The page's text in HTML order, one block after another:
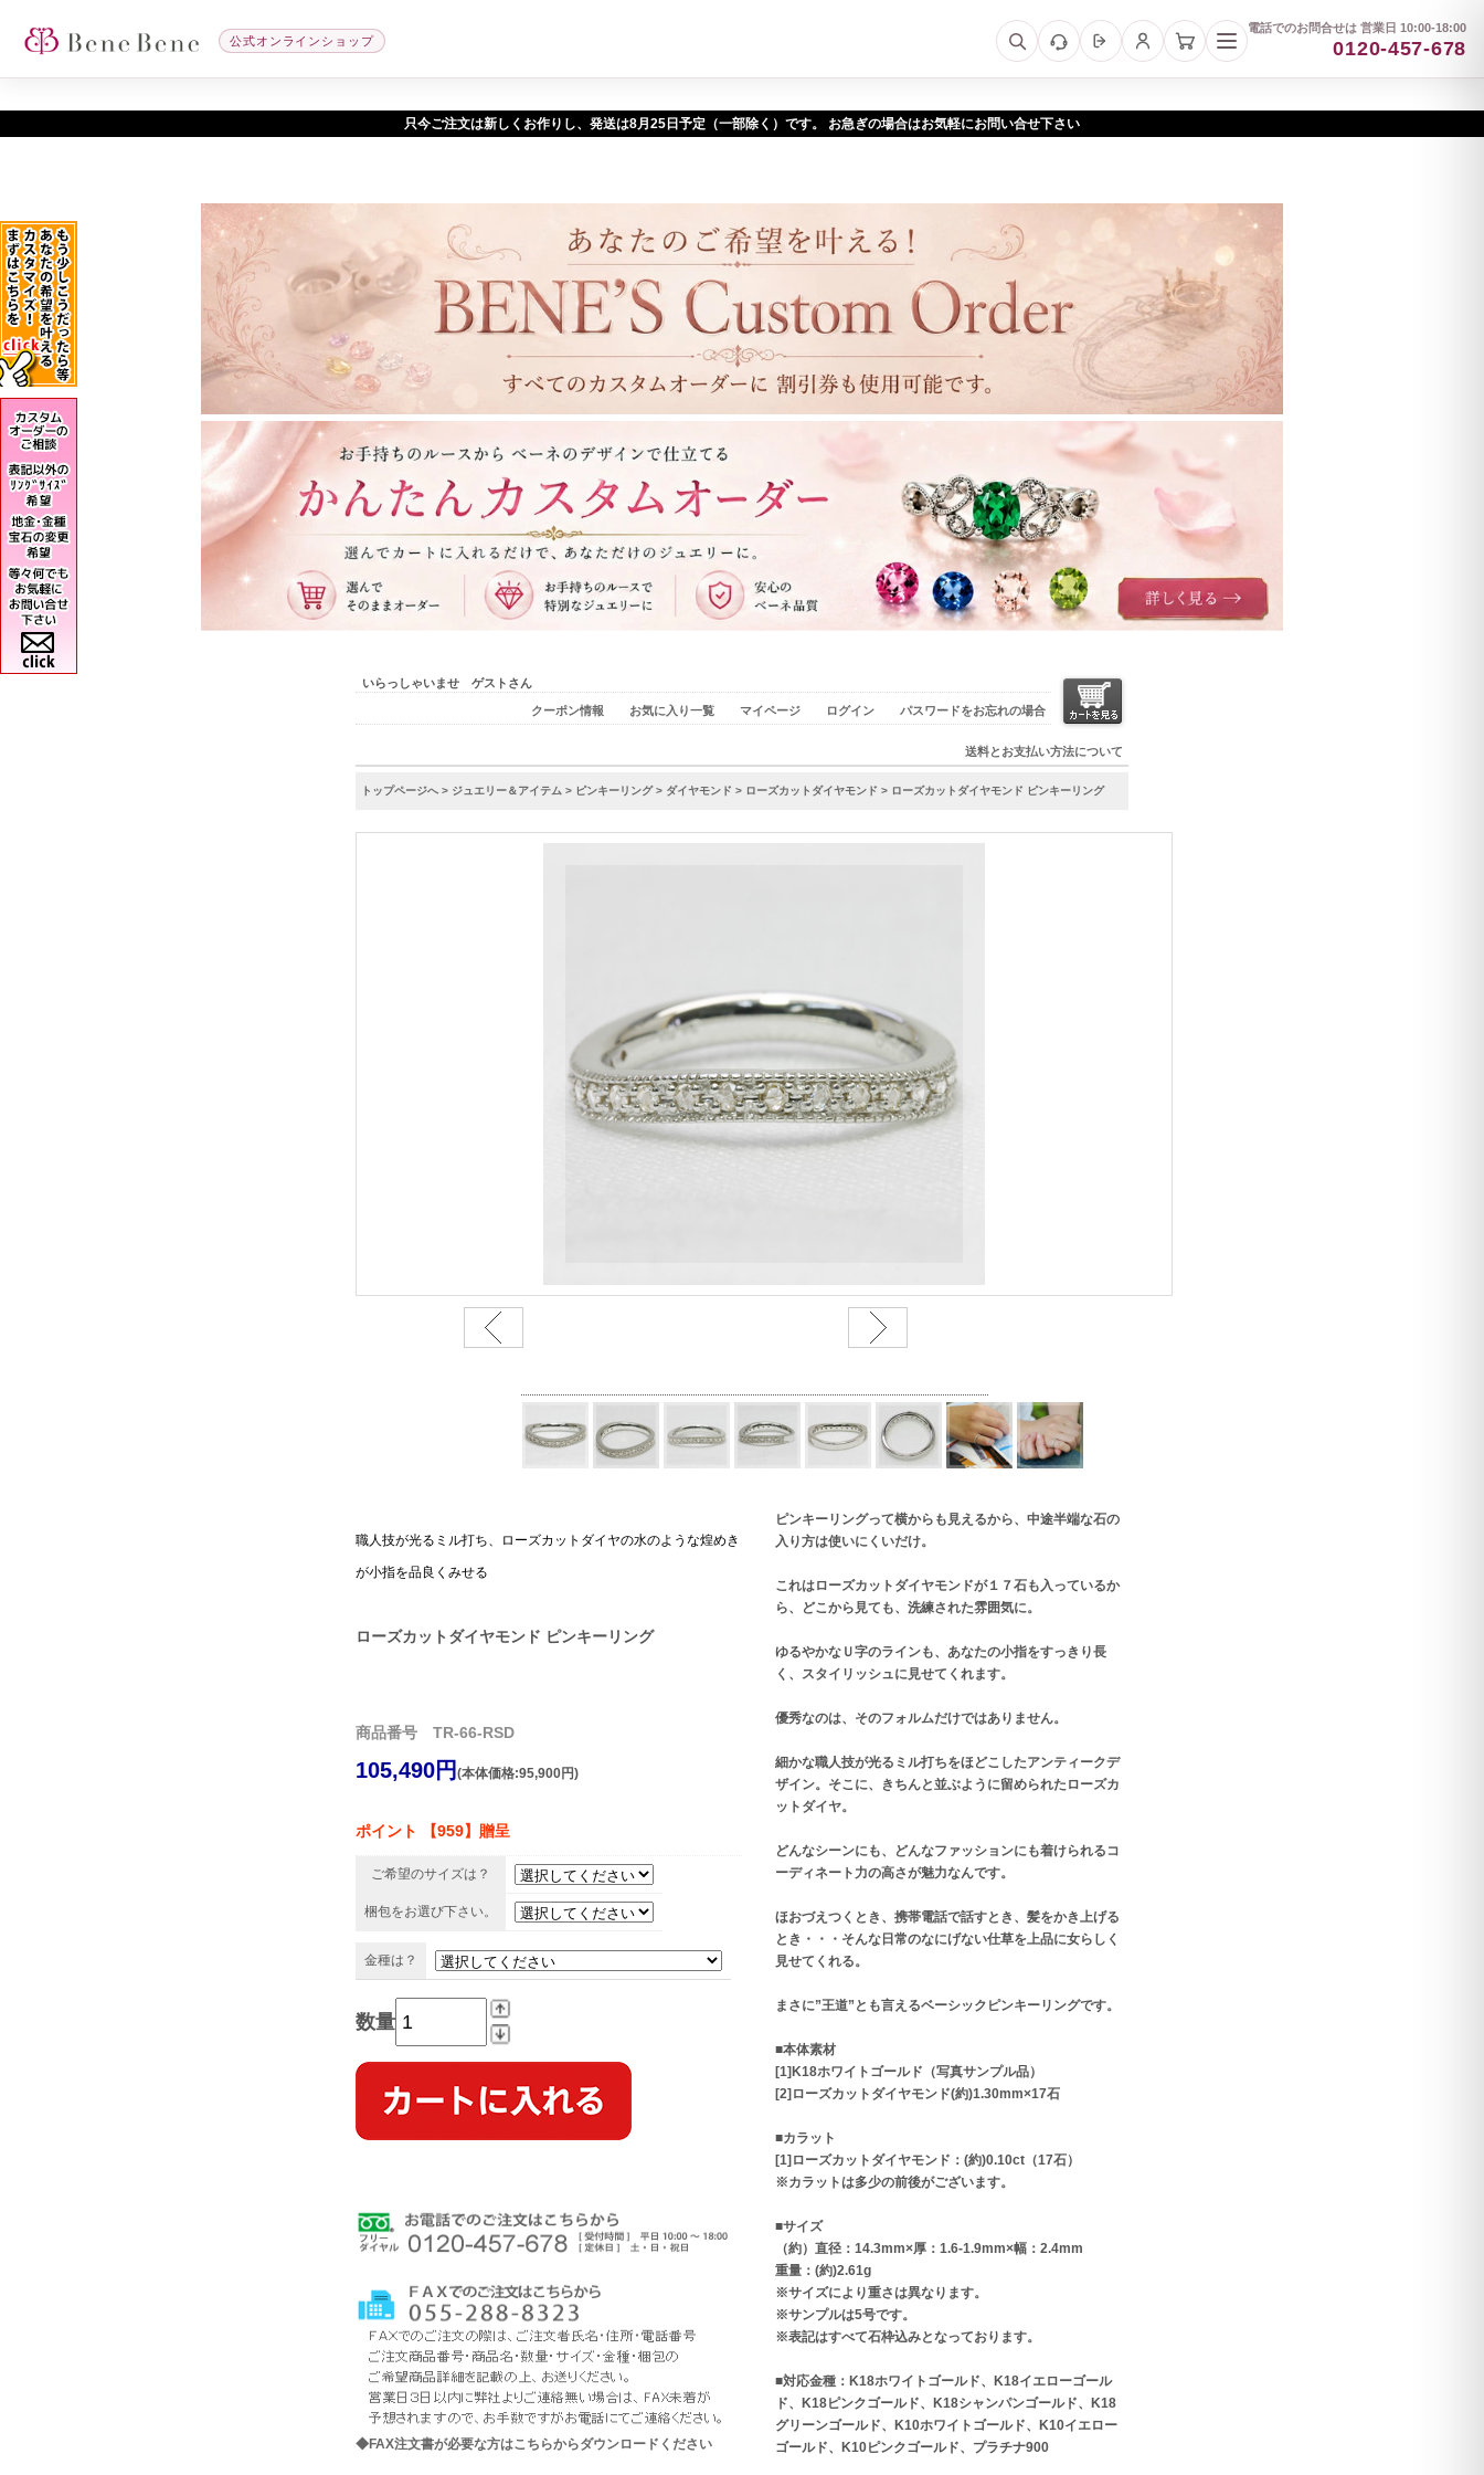
只今ご注文は新しくお作りし、発送は 予定（一部除く）です。 お急ぎの場合はお気軽にお問い合せ下さい
公式オンラインショップ
電話でのお問合せは 営業日 10:00-18:00
0120-457-678
いらっしゃいませ ゲストさん
クーポン情報 お気に入り一覧 マイページ ログイン パスワードをお忘れの場合
送料とお支払い方法について
トップページへ > ジュエリー＆アイテム > ピンキーリング> ダイヤモンド > ローズカットダイヤモンド > ローズカットダイヤモンド ピンキーリング
ピンキーリングって横からも見えるから、中途半端な石の
入り方は使いにくいだけ。
これはローズカットダイヤモンドが１７石も入っているか
ら、どこから見ても、洗練された雰囲気に。
ゆるやかなＵ字のラインも、あなたの小指をすっきり長
く、スタイリッシュに見せてくれます。
優秀なのは、そのフォルムだけではありません。
細かな職人技が光るミル打ちをほどこしたアンティークデ
ザイン。そこに、きちんと並ぶように留められたローズカ
ットダイヤ。
どんなシーンにも、どんなファッションにも着けられるコ
ーディネート力の高さが魅力なんです。
ほおづえつくとき、携帯電話で話すとき、髪をかき上げる
とき・・・そんな日常のなにげない仕草を上品に女らしく
見せてくれる。
まさに”王道”とも言えるベーシックピンキーリングです。
■本体素材
[1]K18ホワイトゴールド（写真サンプル品）
[2]ローズカットダイヤモンド(約)1.30mm×17石
■カラット
[1]ローズカットダイヤモンド：(約)0.10ct（17石）
※カラットは多少の前後がございます。
■サイズ
（約）直径：14.3mm×厚：1.6-1.9mm×幅：2.4mm
重量：(約)2.61g
※サイズにより重さは異なります。
※サンプルは5号です。
※表記はすべて石枠込みとなっております。
■対応金種：K18ホワイトゴールド、K18イエローゴール
ド、K18ピンクゴールド、K18シャンパンゴールド、K18
グリーンゴールド、K10ホワイトゴールド、K10イエロー
ゴールド、K10ピンクゴールド、プラチナ900
職人技が光るミル打ち、ローズカットダイヤの水のような煌めき
が小指を品良くみせる
ローズカットダイヤモンド ピンキーリング
商品番号 TR-66-RSD
105,490円 (本体価格:95,900円)
ポイント 【959】贈呈
ご希望のサイズは？
梱包をお選び下さい。
金種は？
数量
◆FAX注文書が必要な方はこちらからダウンロードください